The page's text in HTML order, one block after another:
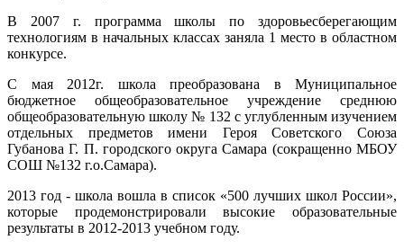
В 2007 г. программа школы по здоровьесберегающим
технологиям в начальных классах заняла 1 место в областном
конкурсе.
С мая 2012г. школа преобразована в Муниципальное
бюджетное общеобразовательное учреждение среднюю
общеобразовательную школу № 132 с углубленным изучением
отдельных предметов имени Героя Советского Союза
Губанова Г. П. городского округа Самара (сокращенно МБОУ
СОШ №132 г.о.Самара).
2013 год - школа вошла в список «500 лучших школ России»,
которые продемонстрировали высокие образовательные
результаты в 2012-2013 учебном году.